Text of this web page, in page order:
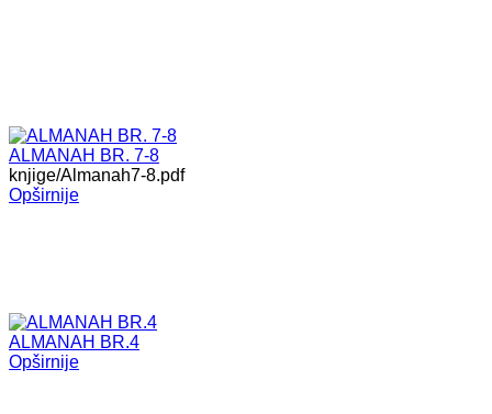
ALMANAH BR. 7-8
knjige/Almanah7-8.pdf
Opširnije
ALMANAH BR.4
Opširnije